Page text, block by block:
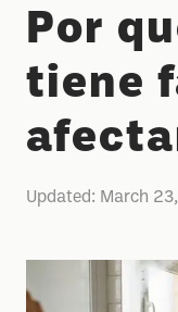
Por
tiene
Updated: March